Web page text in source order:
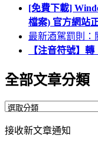
[免費下載]
檔案) 官方網站
最新酒駕罰則：
【注音符號】
全部文章分類
全
文
接收新文章通知